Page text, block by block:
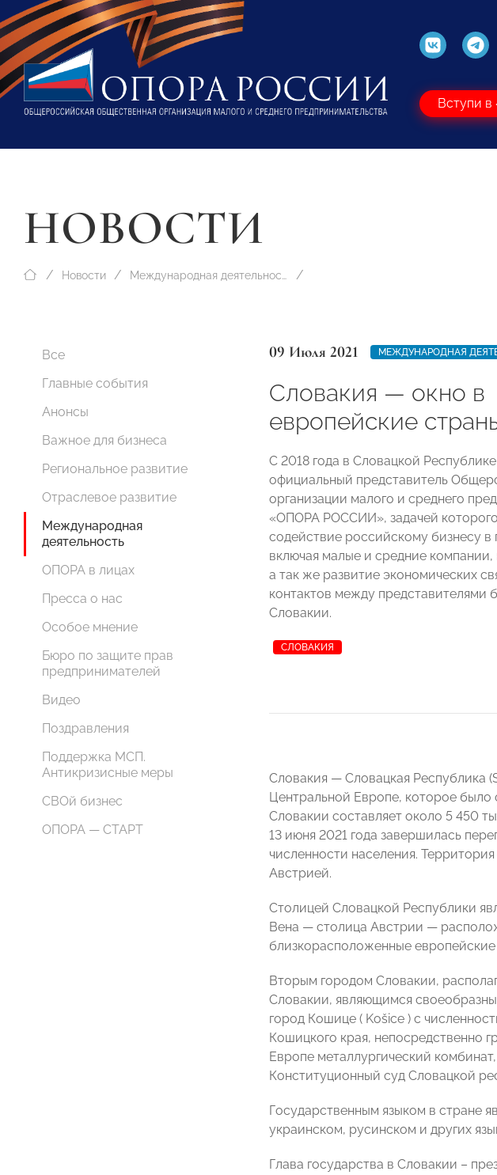
Вступи
НОВОСТИ
Новости Международная деятельность
Все
Главные события
Анонсы
Важное для бизнеса
Региональное развитие
Отраслевое развитие
Международная
деятельность
ОПОРА в лицах
Пресса о нас
Особое мнение
Бюро по защите прав
предпринимателей
Видео
Поздравления
Поддержка МСП.
Антикризисные меры
СВОй бизнес
ОПОРА — СТАРТ
09 Июля 2021 МЕЖДУНАРОДНАЯ
Словакия — окно в
европейские
С 2018 года в Словацкой
официальный представитель
организации малого и среднего
«ОПОРА РОССИИ», задачей которого
содействие российскому бизнесу
включая малые и средние
а так же развитие экономических
контактов между представителями
Словакии.
СЛОВАКИЯ
Словакия — Словацкая Республика
Центральной Европе, которое было
Словакии составляет около 5 450
13 июня 2021 года завершилась
численности населения.
Австрией.
Столицей Словацкой Республики
Вена — столица Австрии —
близкорасположенные
Вторым городом Словакии,
Словакии, являющимся
город Кошице ( Košice ) с
Кошицкого края, непосредственно
Европе металлургический
Конституционный суд Словацкой
Государственным языком в стране
украинском, русинском и других
Глава государства в Словакии –